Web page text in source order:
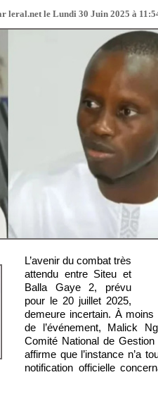
leral.net le Lundi 30 Juin 2025 à
L’avenir du combat très
attendu entre Siteu et
Balla Gaye 2, prévu
pour le 20 juillet 2025,
demeure incertain. À
de l’événement, Malick
Comité National de
affirme que l’instance n’a
notification officielle